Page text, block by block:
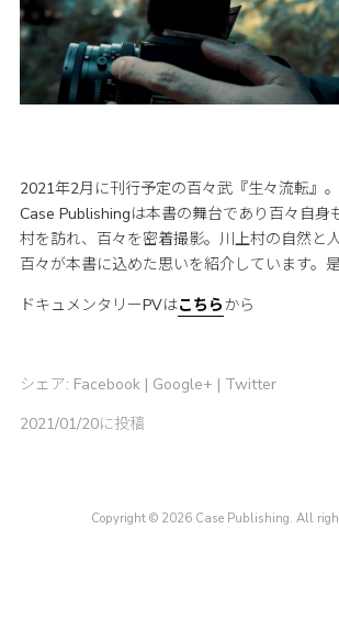
2021年2月に刊行予定の百々武『生々流転』。
Case Publishingは本書の舞台であり百々自身
村を訪れ、百々を密着撮影。川上村の自然と
百々が本書に込めた思いを紹介しています。
ドキュメンタリーPVはこちらから
シェア: Facebook| Google+ | Twitter
2021/01/20に投稿
Copyright © 2026 Case Publishing. All